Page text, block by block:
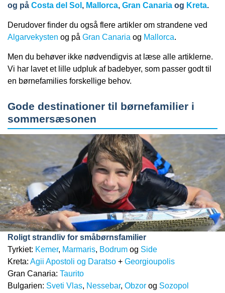
og på Costa del Sol , Mallorca, Gran Canaria og Kreta.
Derudover finder du også flere artikler om strandene ved
Algarvekysten og på Gran Canaria og Mallorca.
Men du behøver ikke nødvendigvis at læse alle artiklerne.
Vi har lavet et lille udpluk af badebyer, som passer godt til
en børnefamilies forskellige behov.
Gode destinationer til børnefamilier i
sommersæsonen
Roligt strandliv for småbørnsfamilier
Tyrkiet: Kemer, Marmaris, Bodrum og Side
Kreta: Agii Apostoli og Daratso + Georgioupolis
Gran Canaria: Taurito
Bulgarien: Sveti Vlas, Nessebar, Obzor og Sozopol